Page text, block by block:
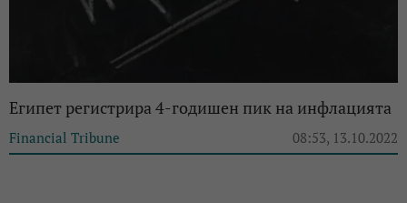
Египет регистрира 4-годишен пик на инфлацията
Financial Tribune 08:53, 13.10.2022